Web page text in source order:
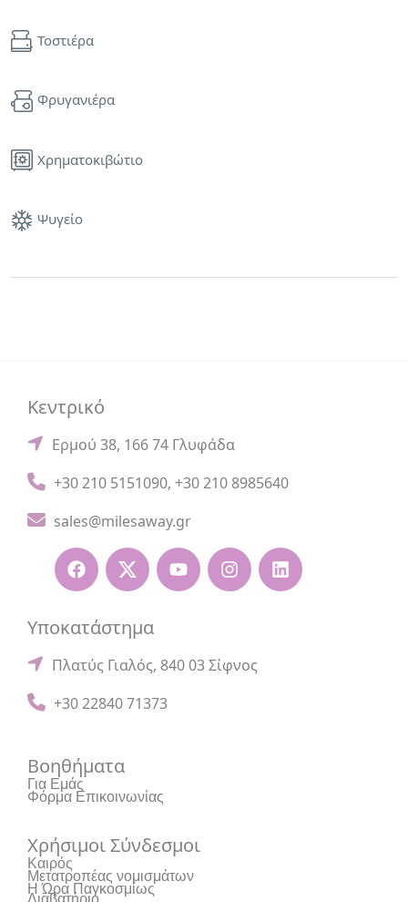
Τοστιέρα
Φρυγανιέρα
Χρηματοκιβώτιο
Ψυγείο
Κεντρικό
Ερμού 38, 166 74 Γλυφάδα
+30 210 5151090, +30 210 8985640
sales@milesaway.gr
Υποκατάστημα
Πλατύς Γιαλός, 840 03 Σίφνος
+30 22840 71373
Βοηθήματα
Για Εμάς
Φόρμα Επικοινωνίας
Χρήσιμοι Σύνδεσμοι
Καιρός
Μετατροπέας νομισμάτων
Η Ώρα Παγκοσμίως
Διαβατήριο